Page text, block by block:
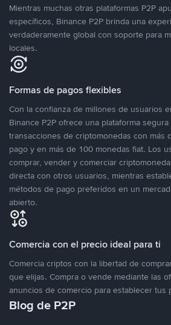
Mientras muchas otras plataformas P2P
específicos, Binance P2P brinda una
verdaderamente global con soporte para
locales.
Formas de pagos flexibles
Con la confianza de millones de usuarios
Binance P2P ofrece una plataforma
transacciones de criptomonedas con más
pago y en más de 100 monedas fiat. Los
comprar, vender y comerciar
directa con otros usuarios, mientras
métodos de pago preferidos en un
abierto.
Comercia con el precio ideal para ti
Comercia criptos con la libertad de
que elijas. Compra o vende mediante las
anuncios de comercio para establecer tus
Blog de P2P